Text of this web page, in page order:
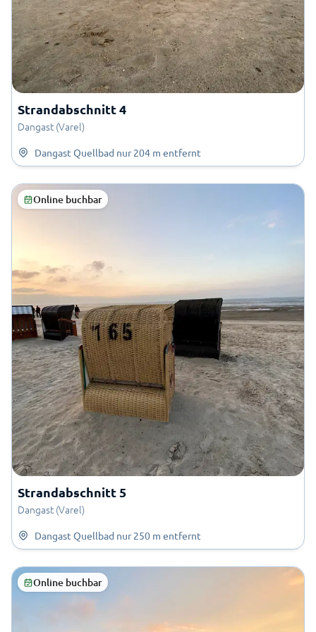
Strandabschnitt 4
Dangast (Varel)
Dangast Quellbad nur 204 m entfernt
Strandabschnitt 5
Dangast (Varel)
Online buchbar
Dangast Quellbad nur 250 m entfernt
Online buchbar